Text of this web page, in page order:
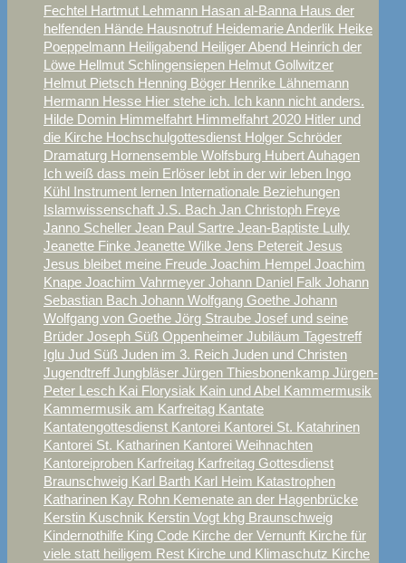
Fechtel Hartmut Lehmann Hasan al-Banna Haus der
helfenden Hände Hausnotruf Heidemarie Anderlik Heike
Poeppelmann Heiligabend Heiliger Abend Heinrich der
Löwe Hellmut Schlingensiepen Helmut Gollwitzer
Helmut Pietsch Henning Böger Henrike Lähnemann
Hermann Hesse Hier stehe ich. Ich kann nicht anders.
Hilde Domin Himmelfahrt Himmelfahrt 2020 Hitler und
die Kirche Hochschulgottesdienst Holger Schröder
Dramaturg Hornensemble Wolfsburg Hubert Auhagen
Ich weiß dass mein Erlöser lebt in der wir leben Ingo
Kühl Instrument lernen Internationale Beziehungen
Islamwissenschaft J.S. Bach Jan Christoph Freye
Janno Scheller Jean Paul Sartre Jean-Baptiste Lully
Jeanette Finke Jeanette Wilke Jens Petereit Jesus
Jesus bleibet meine Freude Joachim Hempel Joachim
Knape Joachim Vahrmeyer Johann Daniel Falk Johann
Sebastian Bach Johann Wolfgang Goethe Johann
Wolfgang von Goethe Jörg Straube Josef und seine
Brüder Joseph Süß Oppenheimer Jubiläum Tagestreff
Iglu Jud Süß Juden im 3. Reich Juden und Christen
Jugendtreff Jungbläser Jürgen Thiesbonenkamp Jürgen-
Peter Lesch Kai Florysiak Kain und Abel Kammermusik
Kammermusik am Karfreitag Kantate
Kantatengottesdienst Kantorei Kantorei St. Katahrinen
Kantorei St. Katharinen Kantorei Weihnachten
Kantoreiproben Karfreitag Karfreitag Gottesdienst
Braunschweig Karl Barth Karl Heim Katastrophen
Katharinen Kay Rohn Kemenate an der Hagenbrücke
Kerstin Kuschnik Kerstin Vogt khg Braunschweig
Kindernothilfe King Code Kirche der Vernunft Kirche für
viele statt heiligem Rest Kirche und Klimaschutz Kirche